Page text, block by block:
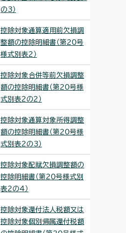
の3）
控除対象通算適用前欠損調
整額の控除明細書（第20号
様式別表2）
控除対象合併等前欠損調整
額の控除明細書（第20号様
式別表2の2）
控除対象通算対象所得調整
額の控除明細書（第20号様
式別表2の3）
控除対象配賦欠損調整額の
控除明細書（第20号様式別
表2の4）
控除対象還付法人税額又は
控除対象個別帰属還付税額